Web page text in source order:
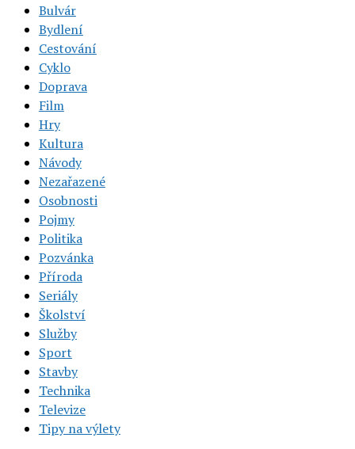
Bulvár
Bydlení
Cestování
Cyklo
Doprava
Film
Hry
Kultura
Návody
Nezařazené
Osobnosti
Pojmy
Politika
Pozvánka
Příroda
Seriály
Školství
Služby
Sport
Stavby
Technika
Televize
Tipy na výlety